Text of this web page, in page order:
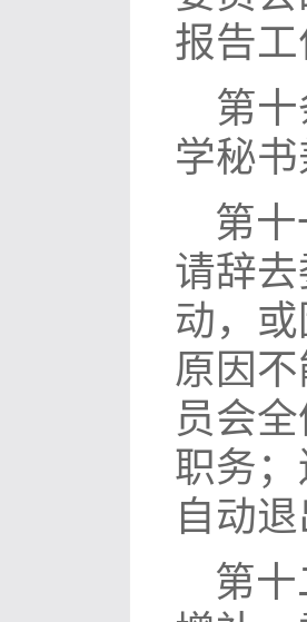
报告
第
学秘
第
请辞
动，
原因
员会
职务
自动
第